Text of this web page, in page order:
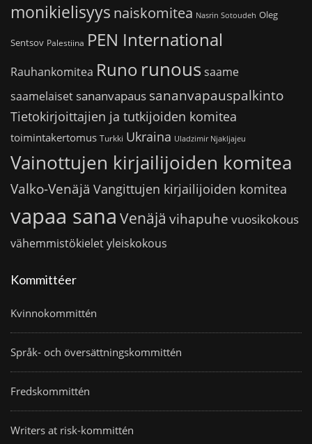
monikielisyys naiskomitea Nasrin Sotoudeh Oleg
Sentsov Palestiina PEN International
Rauhankomitea Runo runoussaame
saamelaiset sananvapaus sananvapauspalkinto
Tietokirjoittajien ja tutkijoiden komitea
toimintakertomus Turkki Ukraina Uladzimir Njakljajeu
Vainottujen kirjailijoiden komitea
Valko-Venäjä Vangittujen kirjailijoiden komitea
vapaa sana Venäjä vihapuhe vuosikokous
vähemmistökieletyleiskokous
Kommittéer
Kvinnokommittén
Språk- och översättningskommittén
Fredskommittén
Writers at risk-kommittén